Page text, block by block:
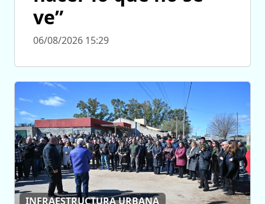
ve”
06/08/2026 15:29
INFRAESTRUCTURA URBANA